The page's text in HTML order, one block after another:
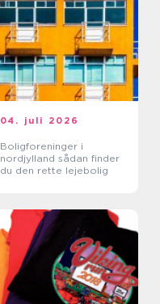
04. juli 2026
Boligforeninger i
nordjylland sådan finder
du den rette lejebolig